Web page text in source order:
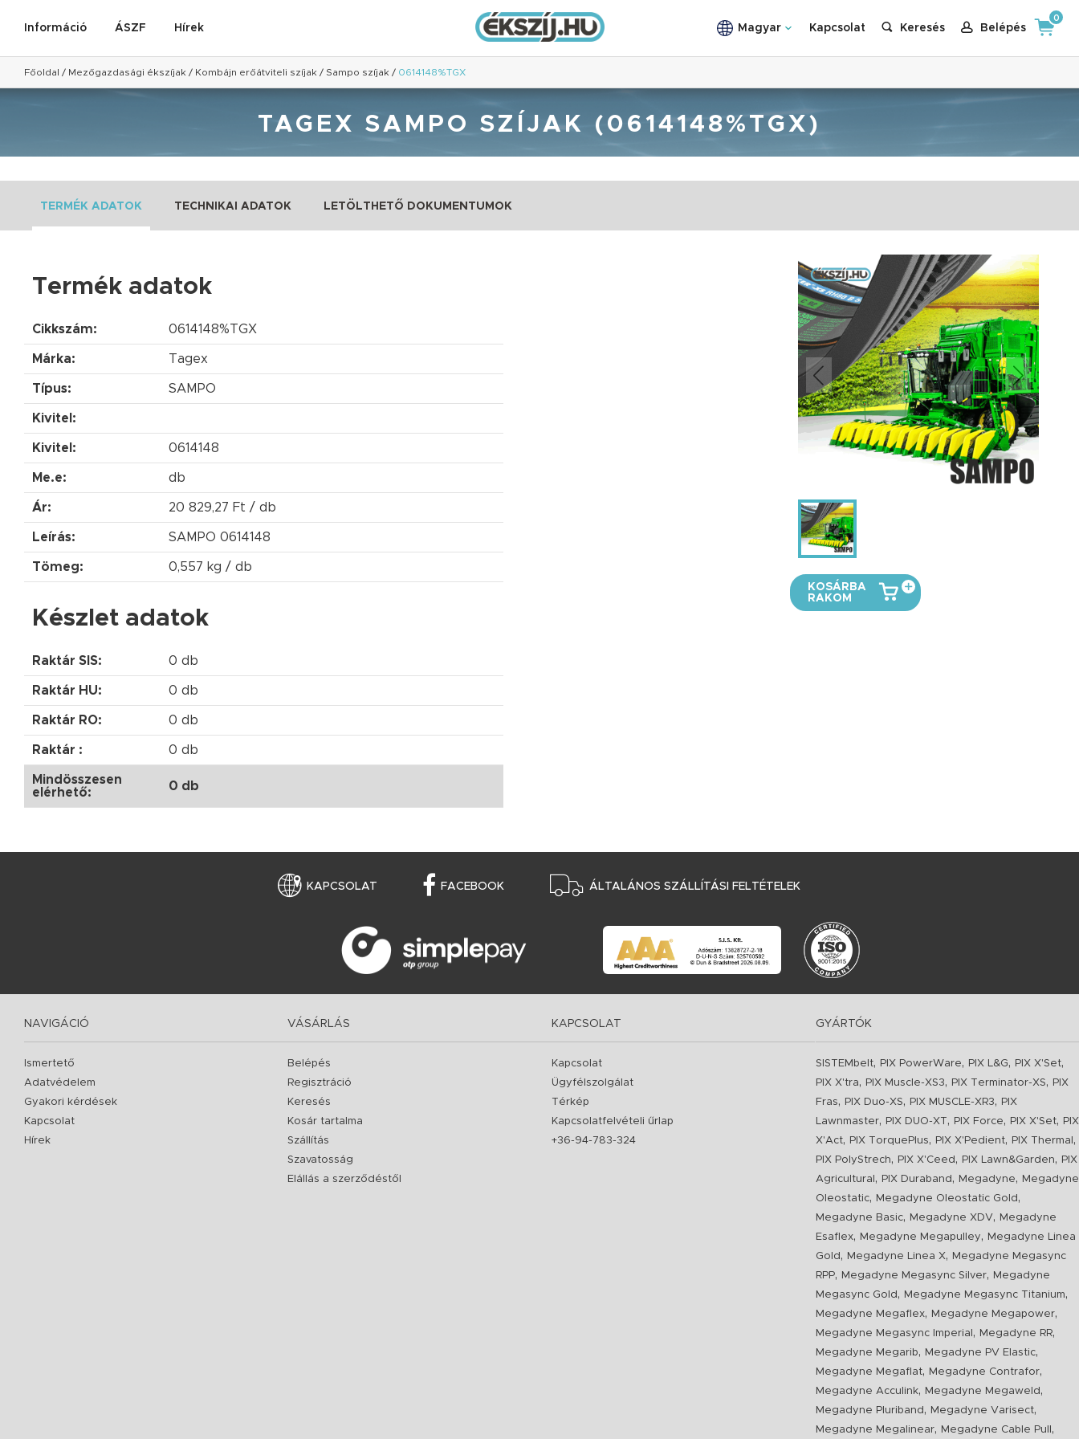
Információ ÁSZF Hírek Magyar Kapcsolat Keresés Belépés
0
Főoldal / Mezőgazdasági ékszíjak / Kombájn erőátviteli szíjak / Sampo szíjak / 0614148%TGX
TAGEX SAMPO SZÍJAK (0614148%TGX)
TERMÉK ADATOK TECHNIKAI ADATOK LETÖLTHETŐ DOKUMENTUMOK
Termék adatok
Cikkszám: 0614148%TGX
Márka: Tagex
Típus: SAMPO
Kivitel:
Kivitel: 0614148
Me.e: db
Ár: 20 829,27 Ft / db
Leírás: SAMPO 0614148
Tömeg: 0,557 kg / db
Készlet adatok
Raktár SIS: 0 db
Raktár HU: 0 db
Raktár RO: 0 db
Raktár : 0 db
Mindösszesen
elérhető:
0 db
KOSÁRBA
RAKOM
KAPCSOLAT FACEBOOK ÁLTALÁNOS SZÁLLÍTÁSI FELTÉTELEK
NAVIGÁCIÓ
Ismertető
Adatvédelem
Gyakori kérdések
Kapcsolat
Hírek
VÁSÁRLÁS
Belépés
Regisztráció
Keresés
Kosár tartalma
Szállítás
Szavatosság
Elállás a szerződéstől
KAPCSOLAT
Kapcsolat
Ügyfélszolgálat
Térkép
Kapcsolatfelvételi űrlap
+36-94-783-324
GYÁRTÓK
SISTEMbelt, PIX PowerWare, PIX L&G, PIX X'Set,
PIX X'tra, PIX Muscle-XS3, PIX Terminator-XS,
PIX
Fras, PIX Duo-XS, PIX MUSCLE-XR3,
PIX
Lawnmaster, PIX DUO-XT, PIX Force, PIX X'Set,
PIX
X'Act, PIX TorquePlus, PIX X'Pedient, PIX Thermal ,
PIX PolyStrech, PIX X'Ceed , PIX Lawn&Garden,
PIX
Agricultural , PIX Duraband , Megadyne,
Megadyne
Oleostatic, Megadyne Oleostatic Gold ,
Megadyne Basic, Megadyne XDV,
Megadyne
Esaflex, Megadyne Megapulley,
Megadyne Linea
Gold , Megadyne Linea X,
Megadyne Megasync
RPP, Megadyne Megasync Silver,
Megadyne
Megasync Gold , Megadyne Megasync Titanium,
Megadyne Megaflex, Megadyne Megapower,
Megadyne Megasync Imperial , Megadyne RR,
Megadyne Megarib, Megadyne PV Elastic,
Megadyne Megaflat, Megadyne Contrafor,
Megadyne Acculink, Megadyne Megaweld ,
Megadyne Pluriband , Megadyne Varisect,
Megadyne Megalinear, Megadyne Cable Pull ,